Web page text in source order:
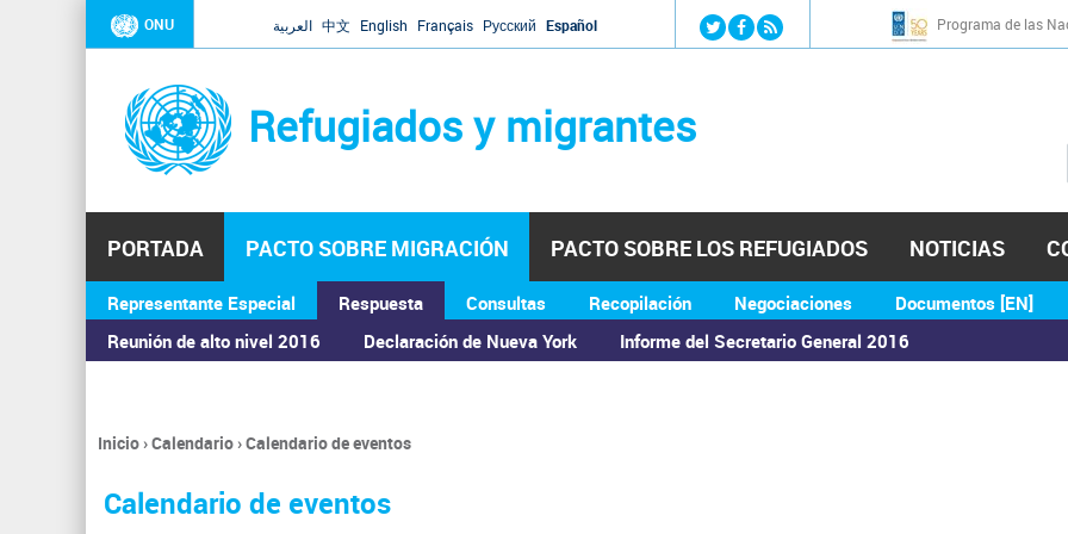
Jump to navigation
ONU العربية 中文 English Français Русский Español Programa de las
Refugiados y migrantes
PORTADA PACTO SOBRE MIGRACIÓN
Representante Especial
Respuesta
Reunión de alto nivel 2016
Declaración de Nueva York Informe del Secretario General 2016
Consultas Recopilación Negociaciones Documentos [EN]
PACTO SOBRE LOS REFUGIADOS NOTICIAS
ASAMBLEA GENERAL
Se
encuentra
usted
Inicio›Calendario›Calendario de eventos
Calendario de eventos